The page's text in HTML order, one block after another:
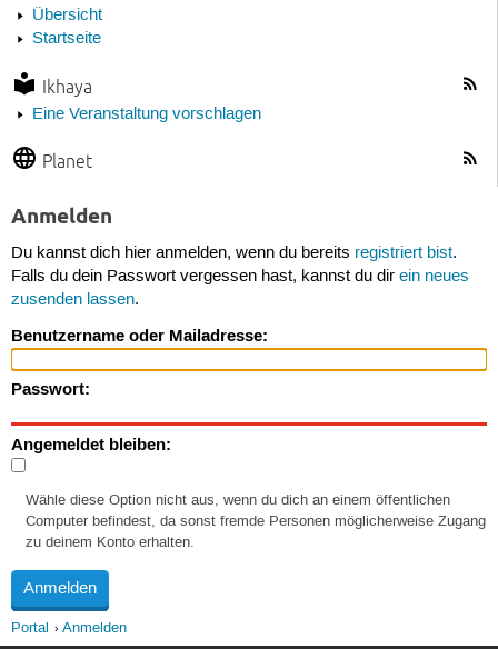
Übersicht
Startseite
Ikhaya
Eine Veranstaltung vorschlagen
Planet
Anmelden
Du kannst dich hier anmelden, wenn du bereits registriert bist.
Falls du dein Passwort vergessen hast, kannst du dir ein neues
zusenden lassen.
Benutzername oder Mailadresse:
Passwort:
Angemeldet bleiben:
Wähle diese Option nicht aus, wenn du dich an einem öffentlichen
Computer befindest, da sonst fremde Personen möglicherweise Zugang
zu deinem Konto erhalten.
Portal Anmelden